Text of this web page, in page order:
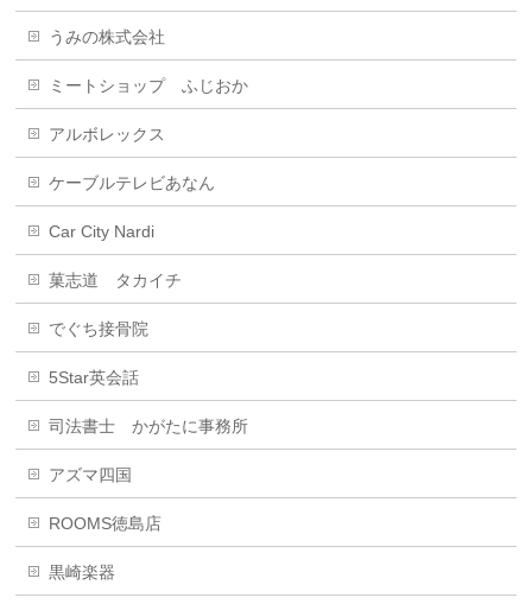
うみの株式会社
ミートショップ ふじおか
アルボレックス
ケーブルテレビあなん
Car City Nardi
菓志道 タカイチ
でぐち接骨院
5Star英会話
司法書士 かがたに事務所
アズマ四国
ROOMS徳島店
黒崎楽器